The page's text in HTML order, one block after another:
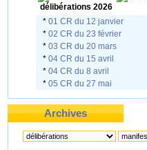
délibérations 2026
* 01 CR du 12 janvier
* 02 CR du 23 février
* 03 CR du 20 mars
* 04 CR du 15 avril
* 04 CR du 8 avril
* 05 CR du 27 mai
Archives